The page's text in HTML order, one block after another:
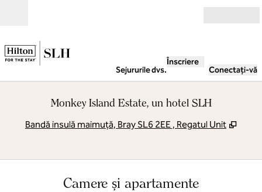
Sejururile dvs.
Înscriere
Conectați-vă
Monkey Island Estate, un hotel SLH
Bandă insulă maimuță, Bray SL6 2EE , Regatul Unit ,
Camere și apartamente